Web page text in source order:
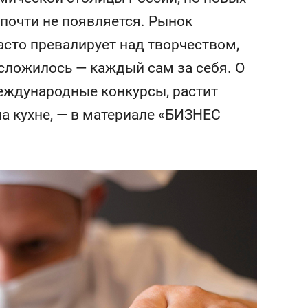
не появляется. Рынок
превалирует над творчеством,
— каждый сам за себя. О
конкурсы, растит
кухне, — в материале «БИЗНЕС
для меня это